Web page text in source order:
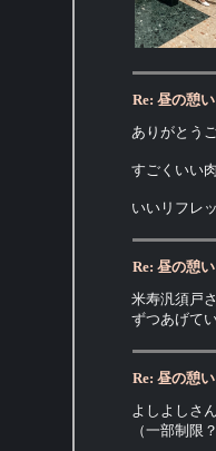
Re: 昼の憩い
ありがとう
すごくいい
いいリフレ
Re: 昼の憩い
米寿汎須戸
ずつあげて
Re: 昼の憩い
よしよしさ
（一部制限